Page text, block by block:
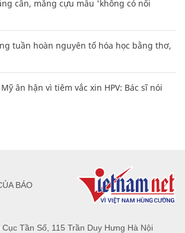
cân, mắng cựu mẫu 'không có nổi
tuần hoàn nguyên tố hóa học bằng thơ,
ân hận vì tiêm vắc xin HPV: Bác sĩ nói
Tần Số, 115 Trần Duy Hưng Hà Nội
BÁO